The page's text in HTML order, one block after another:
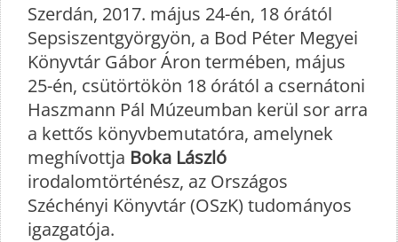
Szerdán, 2017. május 24-én, 18 órától
Sepsiszentgyörgyön, a Bod Péter Megyei
Könyvtár Gábor Áron termében, május
25-én, csütörtökön 18 órától a csernátoni
Haszmann Pál Múzeumban kerül sor arra
a kettős könyvbemutatóra, amelynek
meghívottja Boka László
irodalomtörténész, az Országos
Széchényi Könyvtár (OSzK) tudományos
igazgatója.